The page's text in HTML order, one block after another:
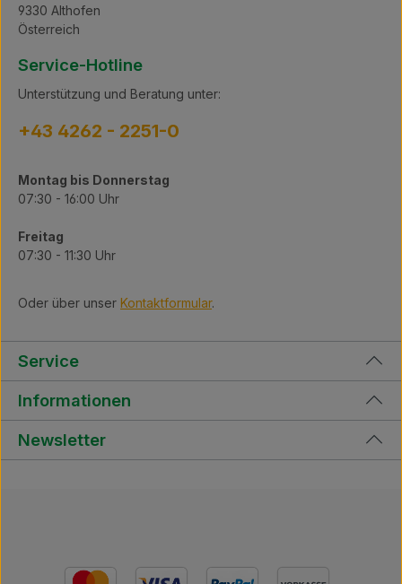
9330 Althofen
Österreich
Service-Hotline
Unterstützung und Beratung unter:
+43 4262 - 2251-0
Montag bis Donnerstag
07:30 - 16:00 Uhr
Freitag
07:30 - 11:30 Uhr
Oder über unser Kontaktformular.
Service
Informationen
Newsletter